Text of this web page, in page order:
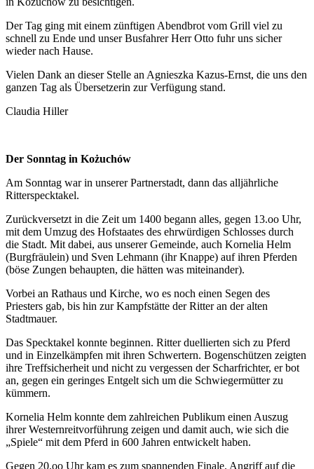
Der Tag ging mit einem zünftigen Abendbrot vom Grill viel zu
schnell zu Ende und unser Busfahrer Herr Otto fuhr uns sicher
wieder nach Hause.
Vielen Dank an dieser Stelle an Agnieszka Kazus-Ernst, die uns den
ganzen Tag als Übersetzerin zur Verfügung stand.
Claudia Hiller
Der Sonntag in Kożuchów
Am Sonntag war in unserer Partnerstadt, dann das alljährliche
Ritterspecktakel.
Zurückversetzt in die Zeit um 1400 begann alles, gegen 13.oo Uhr,
mit dem Umzug des Hofstaates des ehrwürdigen Schlosses durch
die Stadt. Mit dabei, aus unserer Gemeinde, auch Kornelia Helm
(Burgfräulein) und Sven Lehmann (ihr Knappe) auf ihren Pferden
(böse Zungen behaupten, die hätten was miteinander).
Vorbei an Rathaus und Kirche, wo es noch einen Segen des
Priesters gab, bis hin zur Kampfstätte der Ritter an der alten
Stadtmauer.
Das Specktakel konnte beginnen. Ritter duellierten sich zu Pferd
und in Einzelkämpfen mit ihren Schwertern. Bogenschützen zeigten
ihre Treffsicherheit und nicht zu vergessen der Scharfrichter, er bot
an, gegen ein geringes Entgelt sich um die Schwiegermütter zu
kümmern.
Kornelia Helm konnte dem zahlreichen Publikum einen Auszug
ihrer Westernreitvorführung zeigen und damit auch, wie sich die
„Spiele“ mit dem Pferd in 600 Jahren entwickelt haben.
Gegen 20.oo Uhr kam es zum spannenden Finale. Angriff auf die